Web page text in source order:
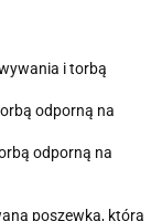
i torbą
odporną na
odporną na
poszewką, którą